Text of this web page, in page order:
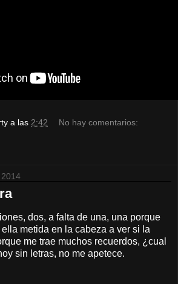
a las 2:42 No hay comentarios:
dos, a falta de una, una porque
ella metida en la cabeza a ver si la
me trae muchos recuerdos, ¿cual
sin letras, no me apetece.